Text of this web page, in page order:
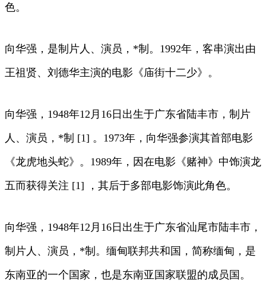
色。
向华强，是制片人、演员，*制。1992年，客串演出由
王祖贤、刘德华主演的电影《庙街十二少》。
向华强，1948年12月16日出生于广东省陆丰市，制片
人、演员，*制 [1] 。1973年，向华强参演其首部电影
《龙虎地头蛇》。1989年，因在电影《赌神》中饰演龙
五而获得关注 [1] ，其后于多部电影饰演此角色。
向华强，1948年12月16日出生于广东省汕尾市陆丰市，
制片人、演员，*制。缅甸联邦共和国，简称缅甸，是
东南亚的一个国家，也是东南亚国家联盟的成员国。